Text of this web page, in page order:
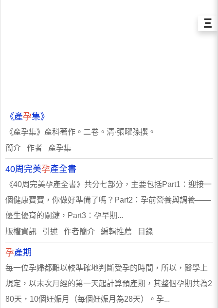
《產孕集》
《產孕集》產科著作。二卷。清·張曜孫撰。
簡介 作者 產孕集
40周完美孕產全書
《40周完美孕產全書》共分七部分，主要包括Part1：迎接一
個健康寶寶，你做好準備了嗎？Part2：孕前營養與調養——
優生優育的關鍵，Part3：孕早期...
版權資訊 引述 作者簡介 編輯推薦 目錄
孕產期
每一位孕婦都難以較準確地判斷受孕的時間，所以，醫學上
規定，以末次月經的第一天起計算預產期，其整個孕期共為2
80天，10個妊娠月（每個妊娠月為28天）。孕...
Ξ